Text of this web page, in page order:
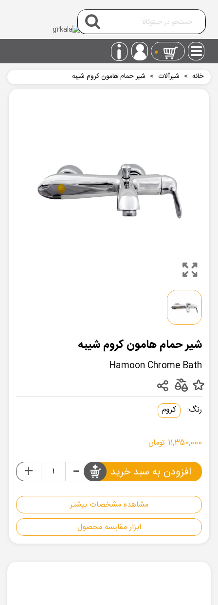
0
خانه > شیرآلات > شیر حمام هامون کروم شیبه
شیر حمام هامون کروم شیبه
Hamoon Chrome Bath
مشاهده مشخصات بیشتر
ابزار مقایسه محصول
رنگ: کروم
11,350,000 تومان
-
+ افزودن به سبد خرید